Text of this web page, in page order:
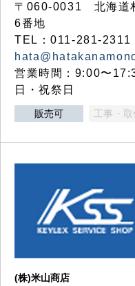
〒060-0031 北海道
6番地
TEL：011-281-
営業時間：9:00〜
日・祝祭日
販売可 工事・取
(株)米山商店